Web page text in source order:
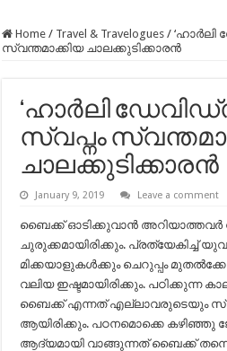
Home / Travel & Travelogues /
സ്വന്തമാക്കിയ ചാലക്കുടിക്കാരൻ
‘ഹാർലി
സ്വപ്നം
ചാലക്കുടിക്കാരൻ
January 9, 2019 Leave a comment
ബൈക്ക് ഓടിക്കുവാൻ അറിയാത്തവർ
ചുരുക്കമായിരിക്കും. പ്രത്യേകിച്ച്
മിക്കയാളുകൾക്കും ചെറുപ്പം
വലിയ ഇഷ്ടമായിരിക്കും. പഠിക്കുന്ന
ബൈക്ക് എന്നത് എല്ലാവരുടെയും
ആയിരിക്കും. പഠനമൊക്കെ കഴിഞ്ഞു
ആദ്യമായി വാങ്ങുന്നത് ബൈക്ക്